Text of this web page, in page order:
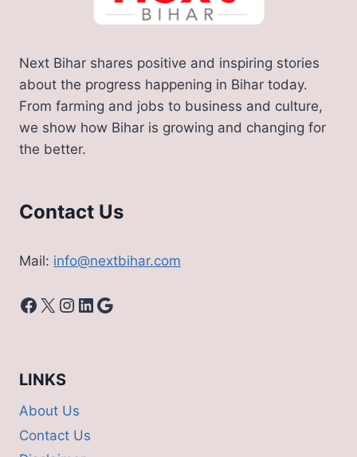
तीसरा
अन्य
राज्यों
हाल
Next Bihar shares positive and inspiring stories
about the progress happening in Bihar today.
From farming and jobs to business and culture,
we show how Bihar is growing and changing for
the better.
Contact Us
Mail: info@nextbihar.com
Facebook
X Instagram
LinkedIn
Google
LINKS
About Us
Contact Us